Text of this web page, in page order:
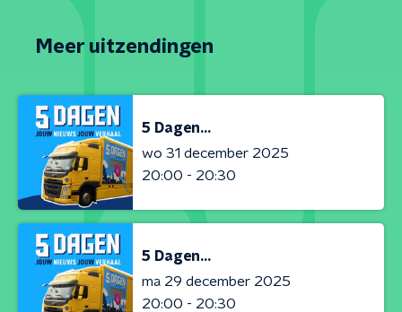
Meer uitzendingen
5 Dagen...
wo 31 december 2025
20:00 - 20:30
5 Dagen...
ma 29 december 2025
20:00 - 20:30